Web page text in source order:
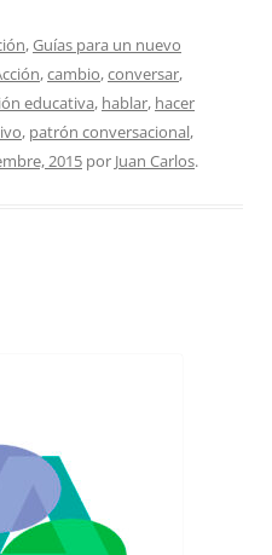
,Guías para un nuevo
,cambio,conversar,
educativa, hablar, hacer
, patrón conversacional,
2015 por Juan Carlos.